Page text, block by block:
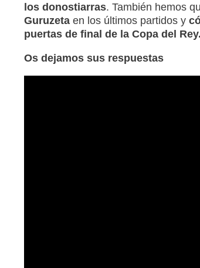
los donostiarras. También hemos
Guruzetaen los últimos partidos y
puertas de final de la Copa del Rey.
Os dejamos sus respuestas